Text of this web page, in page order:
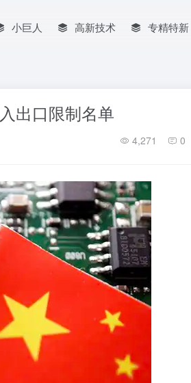
小巨人 高新技术 专精特新
出口限制名单
4,271 0